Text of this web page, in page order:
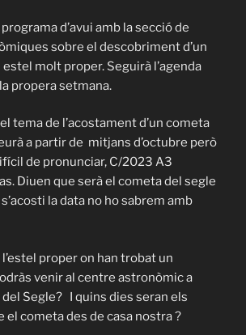
d’avui amb la secció de
sobre el descobriment d’un
estel molt proper. Seguirà l’agenda
propera setmana.
tema de l’acostament d’un cometa
a partir de mitjans d’octubre però
de pronunciar, C/2023 A3
Diuen que serà el cometa del segle
la data no ho sabrem amb
proper on han trobat un
venir al centre astronòmic a
Segle? I quins dies seran els
el cometa des de casa nostra ?